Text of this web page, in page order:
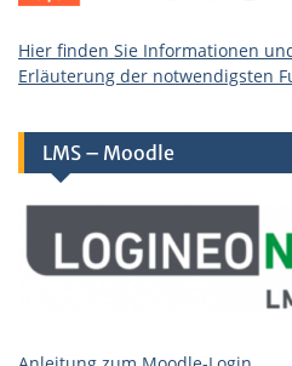
Hier finden Sie Informationen
Erläuterung der notwendigsten
LMS – Moodle